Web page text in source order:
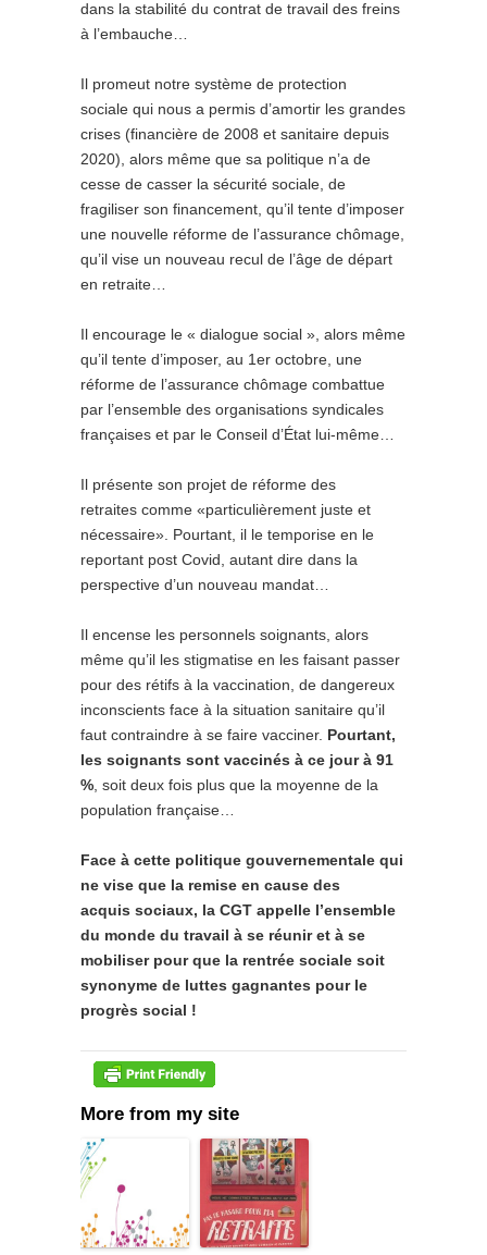
dans la stabilité du contrat de travail des freins
à l’embauche…
Il promeut notre système de protection
sociale qui nous a permis d’amortir les grandes
crises (financière de 2008 et sanitaire depuis
2020), alors même que sa politique n’a de
cesse de casser la sécurité sociale, de
fragiliser son financement, qu’il tente d’imposer
une nouvelle réforme de l’assurance chômage,
qu’il vise un nouveau recul de l’âge de départ
en retraite…
Il encourage le « dialogue social », alors même
qu’il tente d’imposer, au 1er octobre, une
réforme de l’assurance chômage combattue
par l’ensemble des organisations syndicales
françaises et par le Conseil d’État lui-même…
Il présente son projet de réforme des
retraites comme «particulièrement juste et
nécessaire». Pourtant, il le temporise en le
reportant post Covid, autant dire dans la
perspective d’un nouveau mandat…
Il encense les personnels soignants, alors
même qu’il les stigmatise en les faisant passer
pour des rétifs à la vaccination, de dangereux
inconscients face à la situation sanitaire qu’il
faut contraindre à se faire vacciner. Pourtant,
les soignants sont vaccinés à ce jour à 91
% , soit deux fois plus que la moyenne de la
population française…
Face à cette politique gouvernementale qui
ne vise que la remise en cause des
acquis sociaux, la CGT appelle l’ensemble
du monde du travail à se réunir et à se
mobiliser pour que la rentrée sociale soit
synonyme de luttes gagnantes pour le
progrès social !
More from my site